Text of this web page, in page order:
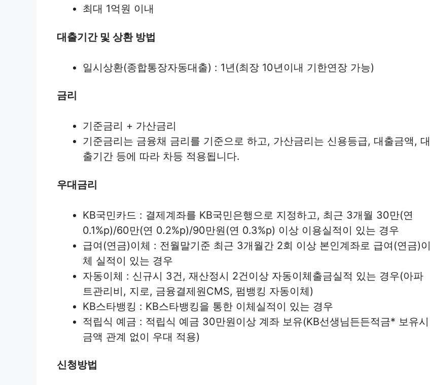
최대 1억원 이내
대출기간 및 상환 방법
일시상환(종합통장자동대출) : 1년(최장 10년이내 기한연장 가능)
금리
기준금리 + 가산금리
기준금리는 금융채 금리를 기준으로 하고, 가산금리는 신용등급, 대출금액, 대
출기간 등에 따라 차등 적용됩니다.
우대금리
KB국민카드 : 결제계좌를 KB국민은행으로 지정하고, 최근 3개월 30만(연
0.1%p)/60만(연 0.2%p)/90만원(연 0.3%p) 이상 이용실적이 있는 경우
급여(연금)이체 : 전월말기준 최근 3개월간 2회 이상 본인계좌로 급여(연금)이
체 실적이 있는 경우
자동이체 : 신규시 3건, 재산정시 2건이상 자동이체출금실적 있는 경우(아파
트관리비, 지로, 금융결제원CMS, 펌뱅킹 자동이체)
KB스타뱅킹 : KB스타뱅킹을 통한 이체실적이 있는 경우
적립식 예금 : 적립식 예금 30만원이상 계좌 보유(KB선생님든든적금* 보유시
금액 관계 없이 우대 적용)
신청방법